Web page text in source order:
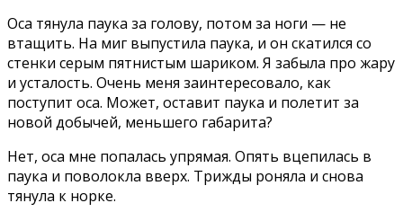
Оса тянула паука за голову, потом за ноги — не
втащить. На миг выпустила паука, и он скатился со
стенки серым пятнистым шариком. Я забыла про жару
и усталость. Очень меня заинтересовало, как
поступит оса. Может, оставит паука и полетит за
новой добычей, меньшего габарита?
Нет, оса мне попалась упрямая. Опять вцепилась в
паука и поволокла вверх. Трижды роняла и снова
тянула к норке.